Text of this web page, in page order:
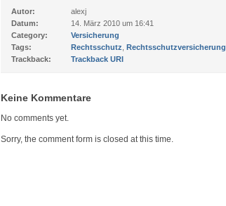
Autor:
alexj
Datum:
14. März 2010 um 16:41
Category:
Versicherung
Tags:
Rechtsschutz Rechtsschutzversicherung
Trackback:
Trackback URI
Keine Kommentare
No comments yet.
Sorry, the comment form is closed at this time.